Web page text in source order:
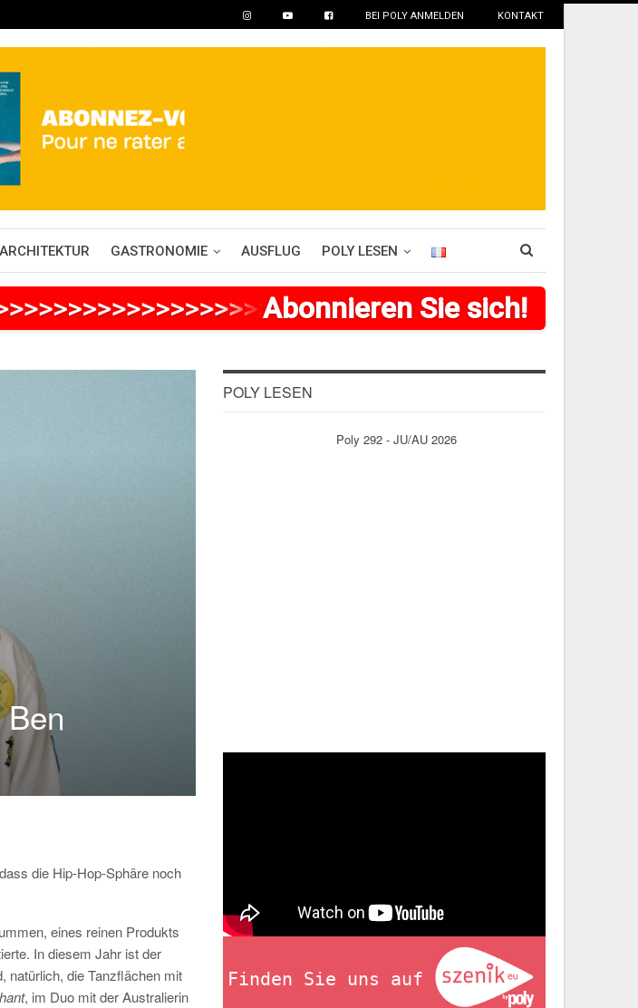
BEI POLY ANMELDEN KONTAKT
ARCHITEKTUR GASTRONOMIE AUSFLUG POLY LESEN
>>>>>>>>>>>>>>>>>>>>>>>>>
Abonnieren Sie sich!
die Hip-Hop-Sphäre noch
eines reinen Produkts
In diesem Jahr ist der
natürlich, die Tanzflächen mit
, im Duo mit der Australierin
POLY LESEN
Poly 292 - JU/AU 2026
Finden Sie uns auf